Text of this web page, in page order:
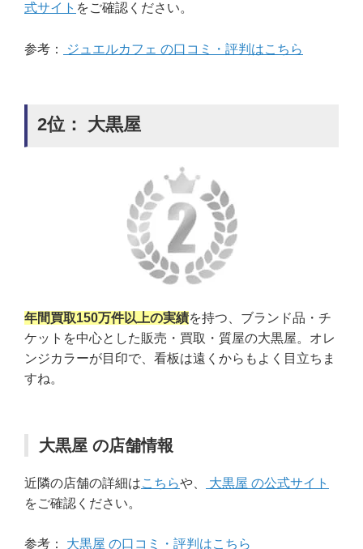
式サイト をご確認ください。
参考： ジュエルカフェ の口コミ・評判はこちら
2位： 大黒屋
年間買取150万件以上の実績を持つ、ブランド品・チ
ケットを中心とした販売・買取・質屋の大黒屋。オレ
ンジカラーが目印で、看板は遠くからもよく目立ちま
すね。
大黒屋 の店舗情報
近隣の店舗の詳細はこちらや、
大黒屋 の公式サイト
をご確認ください。
参考： 大黒屋 の口コミ・評判はこちら